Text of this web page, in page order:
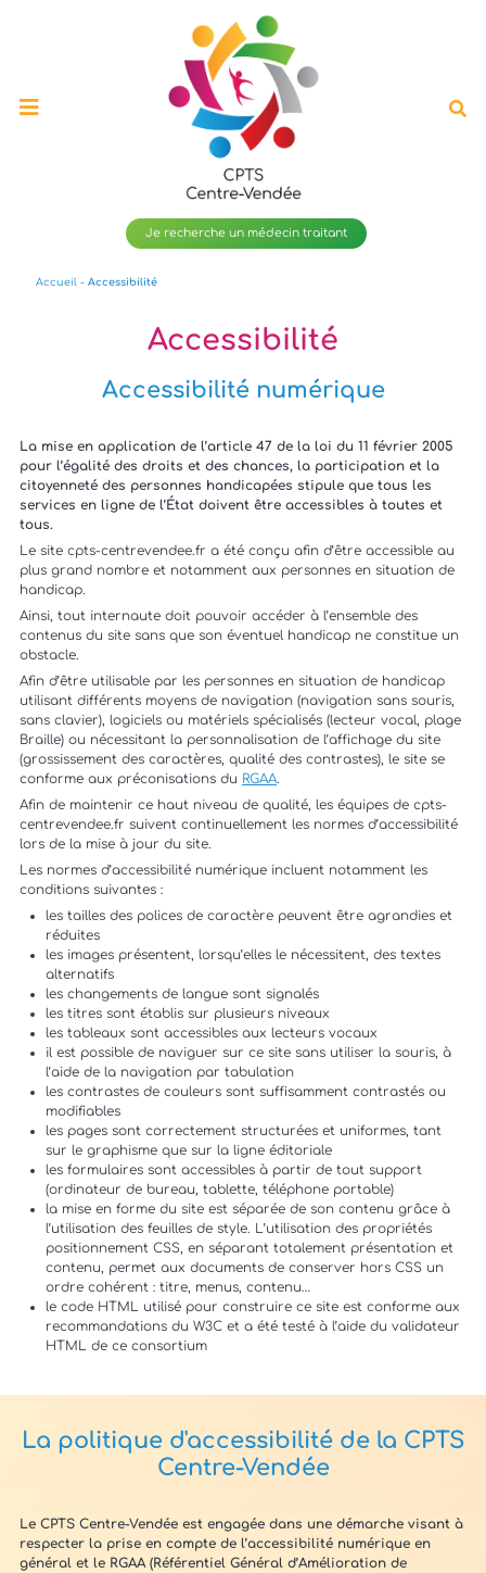
Ouvrir
Je recherche un médecin traitant
Accueil - Accessibilité
Accessibilité
Accessibilité numérique
La mise en application de l’article 47 de la loi du 11 février 2005
pour l’égalité des droits et des chances, la participation et la
citoyenneté des personnes handicapées stipule que tous les
services en ligne de l’État doivent être accessibles à toutes et
tous.
Le site cpts-centrevendee.fr a été conçu afin d’être accessible au
plus grand nombre et notamment aux personnes en situation de
handicap.
Ainsi, tout internaute doit pouvoir accéder à l’ensemble des
contenus du site sans que son éventuel handicap ne constitue un
obstacle.
Afin d’être utilisable par les personnes en situation de handicap
utilisant différents moyens de navigation (navigation sans souris,
sans clavier), logiciels ou matériels spécialisés (lecteur vocal, plage
Braille) ou nécessitant la personnalisation de l’affichage du site
(grossissement des caractères, qualité des contrastes), le site se
conforme aux préconisations du RGAA.
Afin de maintenir ce haut niveau de qualité, les équipes de cpts-
centrevendee.fr suivent continuellement les normes d’accessibilité
lors de la mise à jour du site.
Les normes d’accessibilité numérique incluent notamment les
conditions suivantes :
les tailles des polices de caractère peuvent être agrandies et
réduites
les images présentent, lorsqu’elles le nécessitent, des textes
alternatifs
les changements de langue sont signalés
les titres sont établis sur plusieurs niveaux
les tableaux sont accessibles aux lecteurs vocaux
il est possible de naviguer sur ce site sans utiliser la souris, à
l’aide de la navigation par tabulation
les contrastes de couleurs sont suffisamment contrastés ou
modifiables
les pages sont correctement structurées et uniformes, tant
sur le graphisme que sur la ligne éditoriale
les formulaires sont accessibles à partir de tout support
(ordinateur de bureau, tablette, téléphone portable)
la mise en forme du site est séparée de son contenu grâce à
l’utilisation des feuilles de style. L’utilisation des propriétés
positionnement CSS, en séparant totalement présentation et
contenu, permet aux documents de conserver hors CSS un
ordre cohérent : titre, menus, contenu…
le code HTML utilisé pour construire ce site est conforme aux
recommandations du W3C et a été testé à l’aide du validateur
HTML de ce consortium
La politique d'accessibilité de la CPTS
Centre-Vendée
Le CPTS Centre-Vendée est engagée dans une démarche visant à
respecter la prise en compte de l’accessibilité numérique en
général et le RGAA (Référentiel Général d’Amélioration de